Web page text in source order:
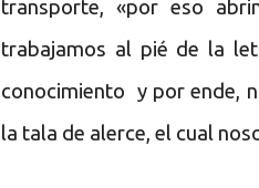
transporte, «por eso
trabajamos al pié de la
conocimiento y por ende,
la tala de alerce, el cual